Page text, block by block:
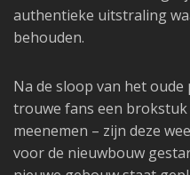
authentieke uitstraling
behouden.
Na de sloop van het
trouwe fans een
meenemen – zijn deze
voor de nieuwbouw